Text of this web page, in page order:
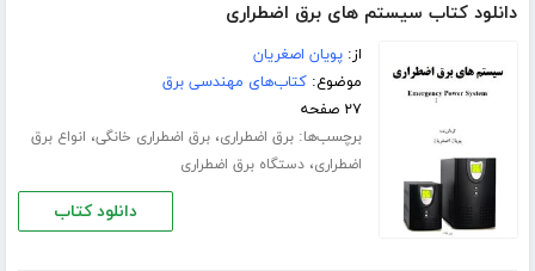
دانلود کتاب سیستم های برق اضطراری
از:پویان اصغریان
موضوع:کتاب‌های مهندسی برق
۲۷ صفحه
برچسب‌ها:برق اضطراری،برق اضطراری خانگی، انواع برق
اضطراری،دستگاه برق اضطراری
دانلود کتاب